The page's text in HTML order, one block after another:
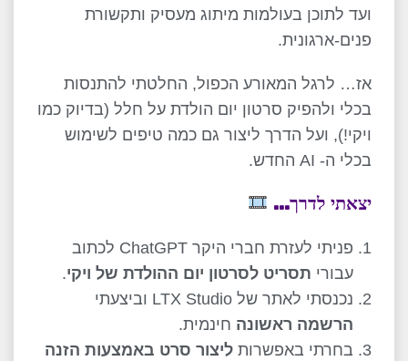
ועד לתוכן בעולמות מיתוג מעסיק ותקשורת
פנים-ארגונית.
אז… לרגל המאורע הכפול, החלטתי להתנסות
בכלי ולהפיק סרטון יום הולדת על חלל (בדיוק כמו
ויקי!), ועל הדרך ליצור גם כמה טיפים לשימוש
בכלי ה- AI החדש.
יצאתי לדרך…
פניתי לעזרת חברי היקר ChatGPT לכתוב
עבורי תסריט לסרטון יום ההולדת של ויקי.
נכנסתי לאתר של LTX Studio וביצעתי
הרשמה ראשונה חינמית.
בחרתי באפשרות ליצור סרט באמצעות הזנה